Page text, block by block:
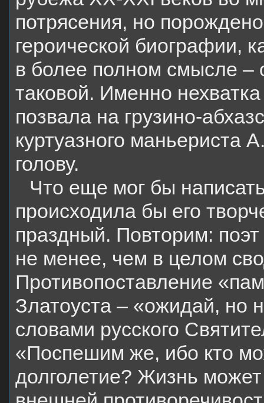
потрясения, но
героической биографии,
в более полном смысле –
таковой. Именно
позвала на грузино-
куртуазного маньериста
голову.
Что еще мог бы
происходила бы его
праздный. Повторим:
не менее, чем в целом
Противопоставление
Златоуста – «ожидай, но
словами русского
«Поспешим же, ибо кто
долголетие? Жизнь